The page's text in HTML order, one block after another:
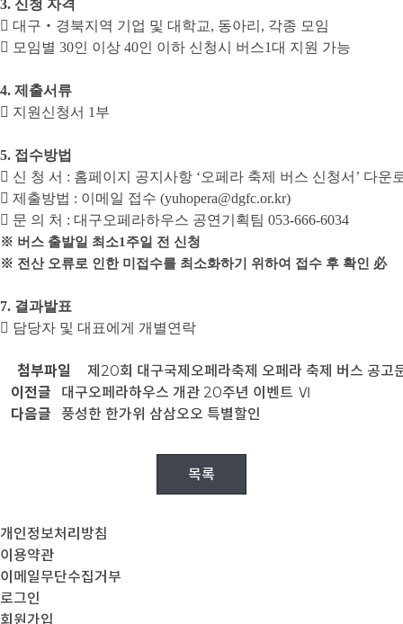
3. 신청 자격
 대구 ‧ 경북지역 기업 및 대학교, 동아리 , 각종 모임
 모임별 30인 이상 40인 이하 신청시 버스1대 지원 가능
4. 제출서류
 지원신청서 1 부
5. 접수방법
 신 청 서 : 홈페이지 공지사항 ‘오페라 축제 버스 신청서 ’ 다운
 제출방법 : 이메일 접수 (yuhopera@dgfc.or.kr)
 문 의 처 : 대구오페라하우스 공연기획팀 053-666-6034
※ 버스 출발일 최소1 주일 전 신청
※ 전산 오류로 인한 미접수를 최소화하기 위하여 접수 후 확인 必
7. 결과발표
 담당자 및 대표에게 개별연락
첨부파일
제20회 대구국제오페라축제 오페라 축제 버스 공
이전글
대구오페라하우스 개관 20주년 이벤트 Ⅵ
다음글
풍성한 한가위 삼삼오오 특별할인
목록
개인정보처리방침
이용약관
이메일무단수집거부
로그인
회원가입